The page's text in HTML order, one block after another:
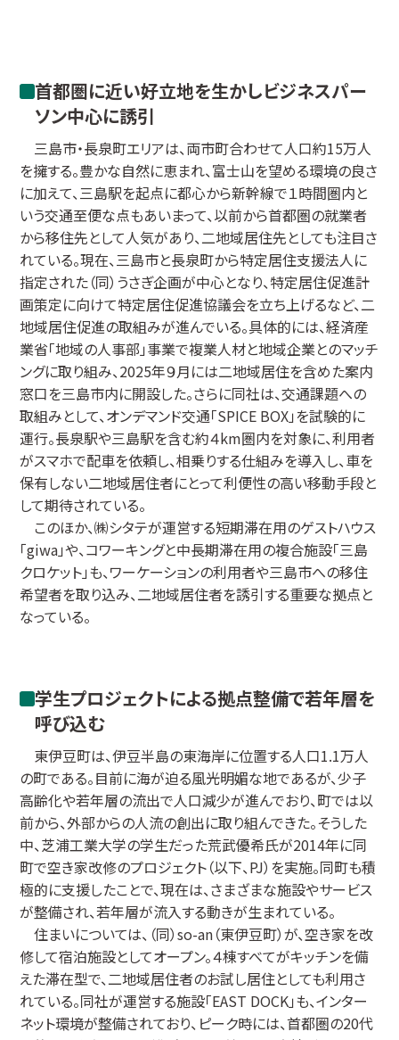
首都圏に近い好立地を生かしビジネスパー
ソン中心に誘引
三島市・長泉町エリアは、両市町合わせて人口約15万人
を擁する。豊かな自然に恵まれ、富士山を望める環境の良さ
に加えて、三島駅を起点に都心から新幹線で１時間圏内と
いう交通至便な点もあいまって、以前から首都圏の就業者
から移住先として人気があり、二地域居住先としても注目さ
れている。現在、三島市と長泉町から特定居住支援法人に
指定された（同）うさぎ企画が中心となり、特定居住促進計
画策定に向けて特定居住促進協議会を立ち上げるなど、二
地域居住促進の取組みが進んでいる。具体的には、経済産
業省「地域の人事部」事業で複業人材と地域企業とのマッチ
ングに取り組み、2025年９月には二地域居住を含めた案内
窓口を三島市内に開設した。さらに同社は、交通課題への
取組みとして、オンデマンド交通「SPICE BOX」を試験的に
運行。長泉駅や三島駅を含む約４km圏内を対象に、利用者
がスマホで配車を依頼し、相乗りする仕組みを導入し、車を
保有しない二地域居住者にとって利便性の高い移動手段と
して期待されている。
このほか、㈱シタテが運営する短期滞在用のゲストハウス
「giwa」や、コワーキングと中長期滞在用の複合施設「三島
クロケット」も、ワーケーションの利用者や三島市への移住
希望者を取り込み、二地域居住者を誘引する重要な拠点と
なっている。
学生プロジェクトによる拠点整備で若年層を
呼び込む
東伊豆町は、伊豆半島の東海岸に位置する人口1.1万人
の町である。目前に海が迫る風光明媚な地であるが、少子
高齢化や若年層の流出で人口減少が進んでおり、町では以
前から、外部からの人流の創出に取り組んできた。そうした
中、芝浦工業大学の学生だった荒武優希氏が2014年に同
町で空き家改修のプロジェクト（以下、PJ）を実施。同町も積
極的に支援したことで、現在は、さまざまな施設やサービス
が整備され、若年層が流入する動きが生まれている。
住まいについては、（同）so-an（東伊豆町）が、空き家を改
修して宿泊施設としてオープン。４棟すべてがキッチンを備
えた滞在型で、二地域居住者のお試し居住としても利用さ
れている。同社が運営する施設「EAST DOCK」も、インター
ネット環境が整備されており、ピーク時には、首都圏の20代